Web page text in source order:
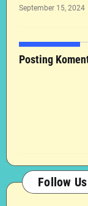
September 15, 2024
Posting
Follow Us